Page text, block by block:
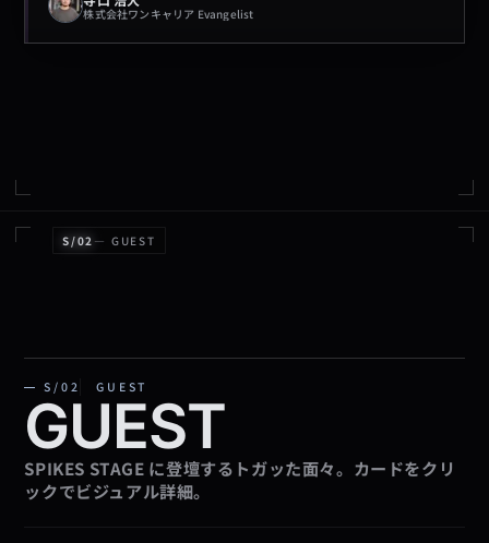
株式会社ワンキャリア Evangelist
S/02 — GUEST
S/02 GUEST
GUEST
SPIKES STAGE に登壇するトガッた面々。カードをクリ
ックでビジュアル詳細。